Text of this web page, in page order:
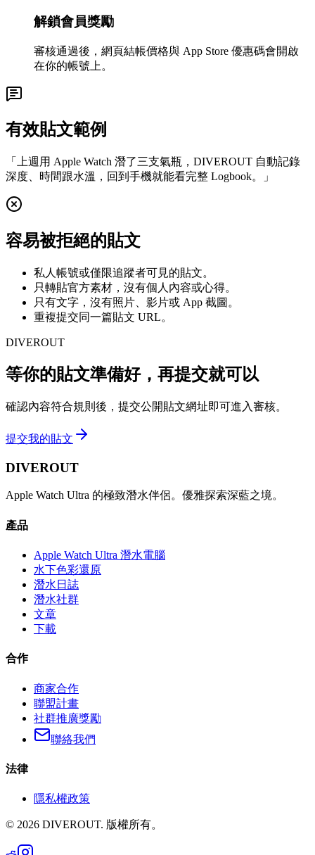
解鎖會員獎勵
審核通過後，網頁結帳價格與 App Store 優惠碼會開啟
在你的帳號上。
有效貼文範例
「上週用 Apple Watch 潛了三支氣瓶，DIVEROUT 自動記錄
深度、時間跟水溫，回到手機就能看完整 Logbook。」
容易被拒絕的貼文
私人帳號或僅限追蹤者可見的貼文。
只轉貼官方素材，沒有個人內容或心得。
只有文字，沒有照片、影片或 App 截圖。
重複提交同一篇貼文 URL。
DIVEROUT
等你的貼文準備好，再提交就可以
確認內容符合規則後，提交公開貼文網址即可進入審核。
提交我的貼文
DIVEROUT
Apple Watch Ultra 的極致潛水伴侶。優雅探索深藍之境。
產品
Apple Watch Ultra 潛水電腦
水下色彩還原
潛水日誌
潛水社群
文章
下載
合作
商家合作
聯盟計畫
社群推廣獎勵
聯絡我們
法律
隱私權政策
© 2026 DIVEROUT. 版權所有。